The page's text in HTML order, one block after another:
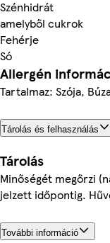
Szénhidrát
amelyből cukrok
Fehérje
Só
Allergén
Tartalmaz: Szója,
Tárolás és felhasználás
Tárolás
Minőségét megőrzi
jelzett időpontig.
További információ